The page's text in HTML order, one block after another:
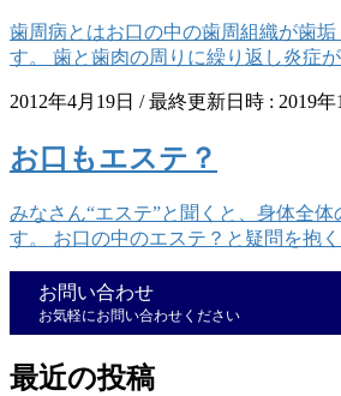
歯周病とはお口の中の歯周組織が歯
す。 歯と歯肉の周りに繰り返し炎症
2012年4月19日 / 最終更新日時 : 2019年
お口もエステ？
みなさん“エステ”と聞くと、身体全
す。 お口の中のエステ？と疑問を抱
お問い合わせ
お気軽にお問い合わせください
最近の投稿